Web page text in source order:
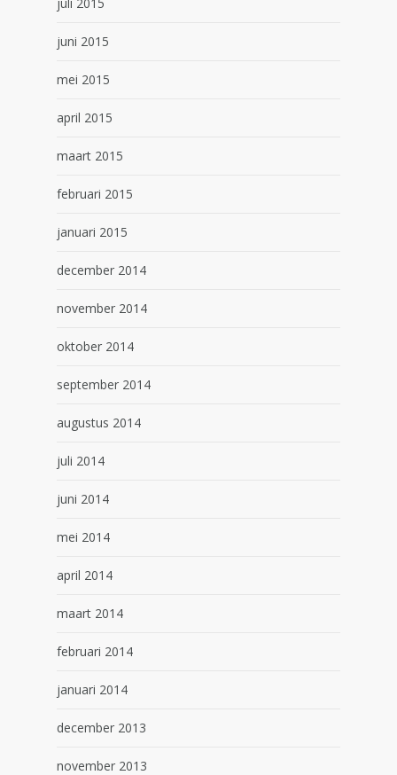
juni 2015
mei 2015
april 2015
maart 2015
februari 2015
januari 2015
december 2014
november 2014
oktober 2014
september 2014
augustus 2014
juli 2014
juni 2014
mei 2014
april 2014
maart 2014
februari 2014
januari 2014
december 2013
november 2013